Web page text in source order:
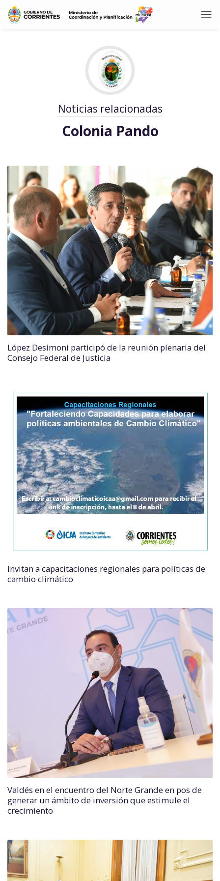
Noticias relacionadas
Colonia Pando
López Desimoni participó de la reunión plenaria del
Consejo Federal de Justicia
Invitan a capacitaciones regionales para políticas de
cambio climático
Valdés en el encuentro del Norte Grande en pos de
generar un ámbito de inversión que estimule el
crecimiento